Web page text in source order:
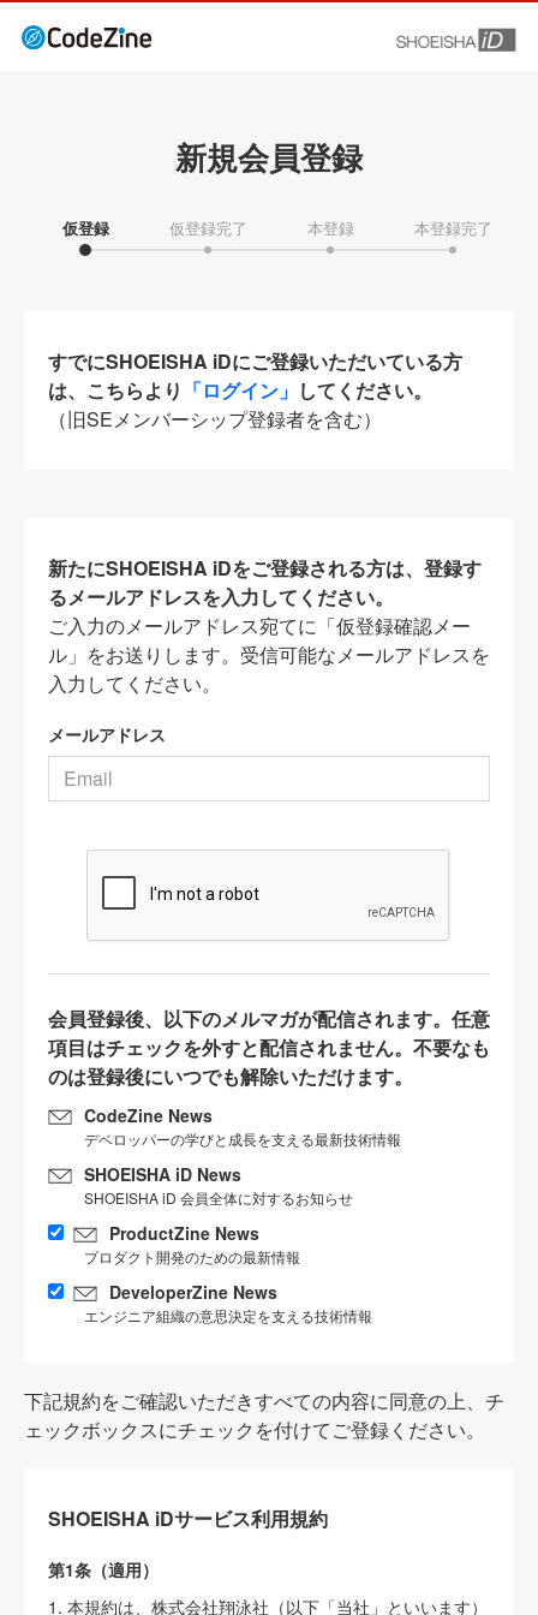
新規会員登録
仮登録 仮登録完了 本登録 本登録完了
すでにSHOEISHA iDにご登録いただいている方
は、こちらより 「ログイン」 してください。
（旧SEメンバーシップ登録者を含む）
新たにSHOEISHA iDをご登録される方は、登録す
るメールアドレスを入力してください。
ご入力のメールアドレス宛てに「仮登録確認メー
ル」をお送りします。受信可能なメールアドレスを
入力してください。
メールアドレス
会員登録後、以下のメルマガが配信されます。任意
項目はチェックを外すと配信されません。不要なも
のは登録後にいつでも解除いただけます。
CodeZine News
デベロッパーの学びと成長を支える最新技術情報
SHOEISHA iD News
SHOEISHA iD 会員全体に対するお知らせ
ProductZine News
プロダクト開発のための最新情報
DeveloperZine News
エンジニア組織の意思決定を支える技術情報
下記規約をご確認いただきすべての内容に同意の上、チ
ェックボックスにチェックを付けてご登録ください。
SHOEISHA iDサービス利用規約
第1条（適用）
1. 本規約は、株式会社翔泳社（以下「当社」といいます）